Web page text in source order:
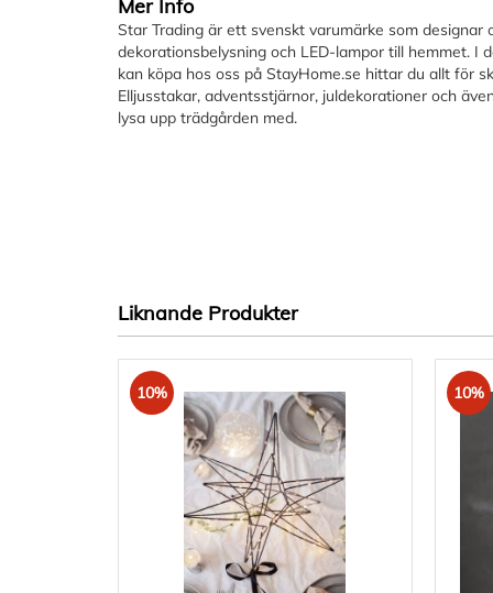
bildgalleriet
Mer Info
Star Trading är ett svenskt varumärke som designar
dekorationsbelysning och LED-lampor till hemmet. I
kan köpa hos oss på StayHome.se hittar du allt för
Elljusstakar, adventsstjärnor, juldekorationer och
lysa upp trädgården med.
Liknande Produkter
10% 10%